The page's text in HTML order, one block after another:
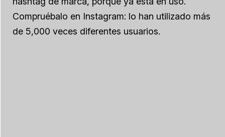
Compruébalo en Instagram: lo han utilizado más
de 5,000 veces diferentes usuarios.